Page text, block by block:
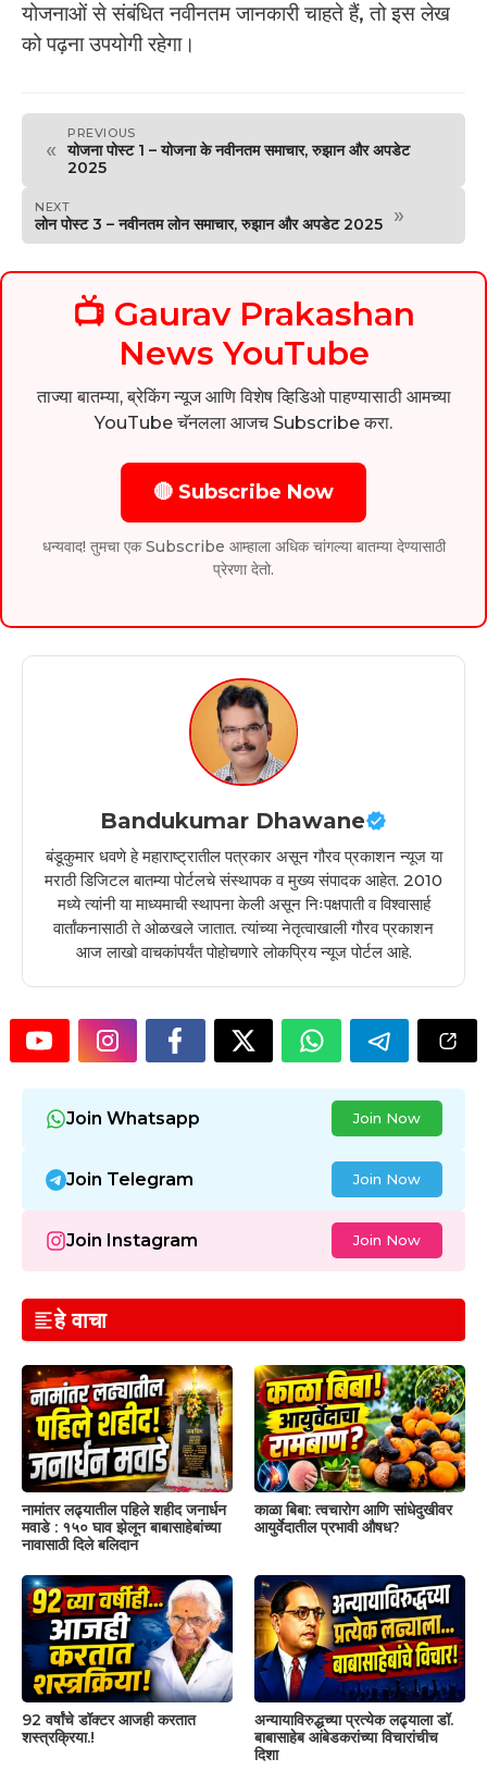
योजनाओं से संबंधित नवीनतम जानकारी चाहते हैं, तो इस लेख
को पढ़ना उपयोगी रहेगा।
«
PREVIOUS
योजना पोस्ट 1 – योजना के नवीनतम समाचार, रुझान और अपडेट
2025
NEXT
लोन पोस्ट 3 – नवीनतम लोन समाचार, रुझान और अपडेट 2025 »
📺 Gaurav Prakashan
News YouTube
ताज्या बातम्या, ब्रेकिंग न्यूज आणि विशेष व्हिडिओ पाहण्यासाठी आमच्या
YouTube चॅनलला आजच Subscribe करा.
🔴 Subscribe Now
धन्यवाद! तुमचा एक Subscribe आम्हाला अधिक चांगल्या बातम्या देण्यासाठी
प्रेरणा देतो.
Bandukumar Dhawane
बंडूकुमार धवणे हे महाराष्ट्रातील पत्रकार असून गौरव प्रकाशन न्यूज या
मराठी डिजिटल बातम्या पोर्टलचे संस्थापक व मुख्य संपादक आहेत. 2010
मध्ये त्यांनी या माध्यमाची स्थापना केली असून निःपक्षपाती व विश्वासार्ह
वार्तांकनासाठी ते ओळखले जातात. त्यांच्या नेतृत्वाखाली गौरव प्रकाशन
आज लाखो वाचकांपर्यंत पोहोचणारे लोकप्रिय न्यूज पोर्टल आहे.
Join Whatsapp Join Now
Join Telegram Join Now
Join Instagram Join Now
हे वाचा
नामांतर लढ्यातील पहिले शहीद जनार्धन
मवाडे : १५० घाव झेलून बाबासाहेबांच्या
नावासाठी दिले बलिदान
काळा बिबा: त्वचारोग आणि सांधेदुखीवर
आयुर्वेदातील प्रभावी औषध?
92 वर्षांचे डॉक्टर आजही करतात
शस्त्रक्रिया.!
अन्यायाविरुद्धच्या प्रत्येक लढ्याला डॉ.
बाबासाहेब आंबेडकरांच्या विचारांचीच
दिशा